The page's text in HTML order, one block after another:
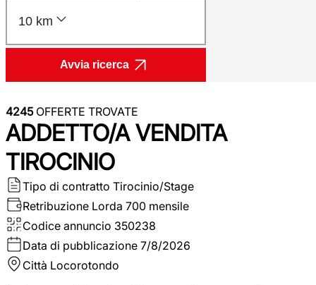
10 km
Avvia ricerca
4245OFFERTE TROVATE
ADDETTO/A VENDITA
TIROCINIO
Tipo di contratto Tirocinio/Stage
Retribuzione Lorda 700 mensile
Codice annuncio 350238
Data di pubblicazione 7/8/2026
Città Locorotondo